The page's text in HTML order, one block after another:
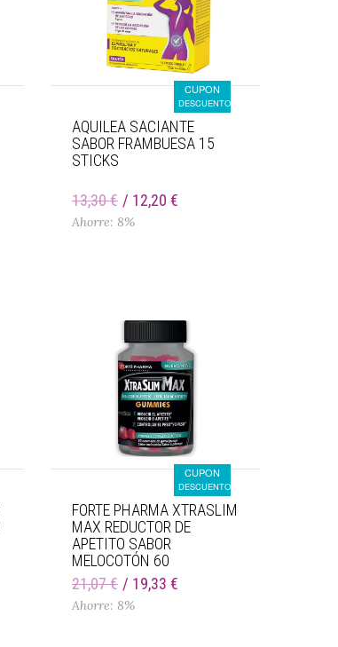
CUPON
DESCUENTO
AQUILEA SACIANTE
SABOR FRAMBUESA 15
STICKS
13,30 € 12,20 €
Ahorre: 8%
CUPON
DESCUENTO
FORTE PHARMA XTRASLIM
MAX REDUCTOR DE
APETITO SABOR
MELOCOTÓN 60
GOMINOLAS
21,07 € 19,33 €
Ahorre: 8%